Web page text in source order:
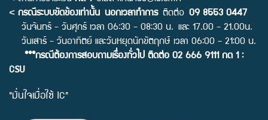
< กรณีระบบขัดข้องเท่านั้น นอกเวลาทำการ ติดต่อ 09 8553 0447
วันจันทร์ - วันศุกร์ เวลา 06:30 - 08:30 น. และ 17.00 - 21.00น.
วันเสาร์ - วันอาทิตย์ และวันหยุดนักขัตฤกษ์ เวลา 06:00 - 21:00 น.
***กรณีต้องการสอบถามเรื่องทั่วไป ติดต่อ 02 666 9111 กด 1 :
CSU
"มั่นใจเมื่อใช้ IC"